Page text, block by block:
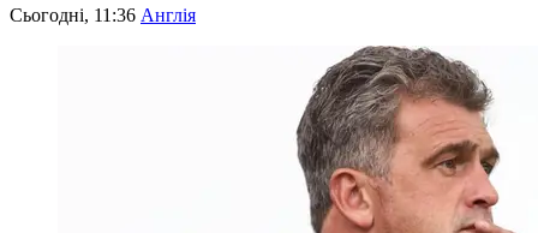
Сьогодні, 11:36 Англія